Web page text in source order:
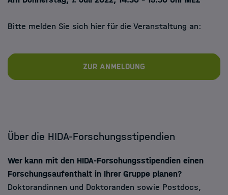
Bitte melden Sie sich hier für die Veranstaltung an:
Zur Anmeldung
Über die HIDA-Forschungsstipendien
Wer kann mit den HIDA-Forschungsstipendien einen
Forschungsaufenthalt in Ihrer Gruppe planen?
Doktorandinnen und Doktoranden sowie Postdocs,